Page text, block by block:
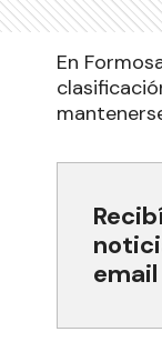
En
email